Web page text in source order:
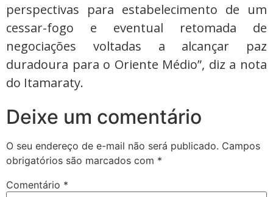
perspectivas para estabelecimento de um
cessar-fogo e eventual retomada de
negociações voltadas a alcançar paz
duradoura para o Oriente Médio”, diz a nota
do Itamaraty.
Deixe um comentário
O seu endereço de e-mail não será publicado. Campos
obrigatórios são marcados com *
Comentário *